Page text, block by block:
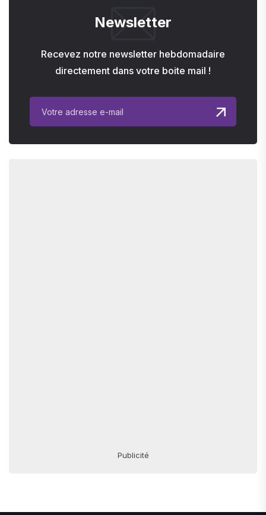
Newsletter
Recevez notre newsletter hebdomadaire
directement dans votre boite mail !
Publicité